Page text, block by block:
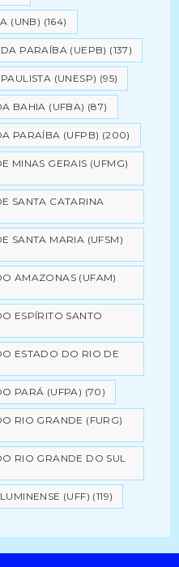
(UNB) (164)
PARAÍBA (UEPB) (137)
(UNESP) (95)
BAHIA (UFBA) (87)
PARAÍBA (UFPB) (200)
MINAS GERAIS (UFMG)
SANTA CATARINA
SANTA MARIA (UFSM)
AMAZONAS (UFAM)
ESPÍRITO SANTO
ESTADO DO RIO DE
PARÁ (UFPA) (70)
RIO GRANDE (FURG)
RIO GRANDE DO SUL
(UFF) (119)